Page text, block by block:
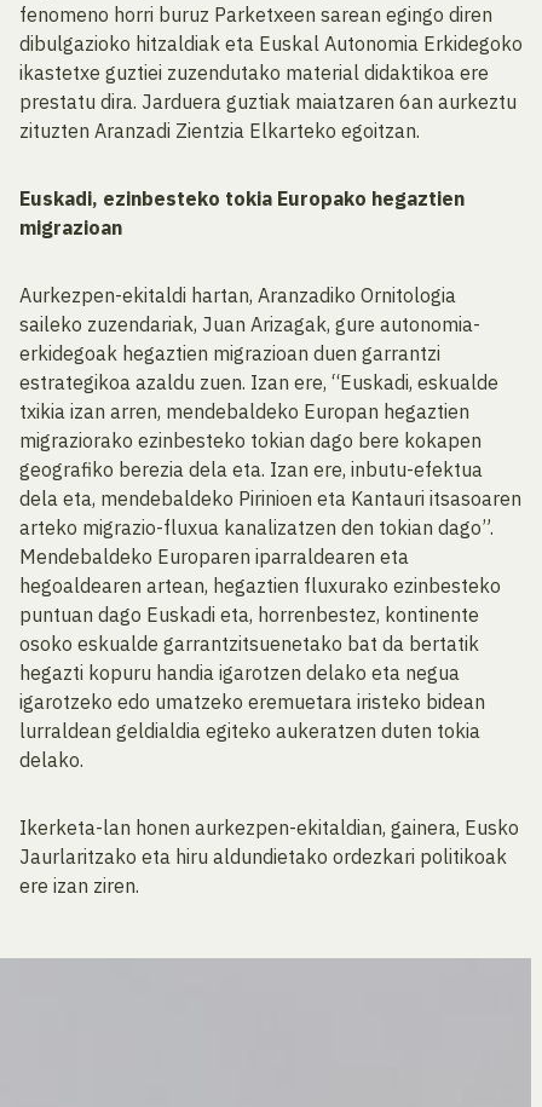
fenomeno horri buruz Parketxeen sarean egingo diren
dibulgazioko hitzaldiak eta Euskal Autonomia Erkidegoko
ikastetxe guztiei zuzendutako material didaktikoa ere
prestatu dira. Jarduera guztiak maiatzaren 6an aurkeztu
zituzten Aranzadi Zientzia Elkarteko egoitzan.
Euskadi, ezinbesteko tokia Europako hegaztien
migrazioan
Aurkezpen-ekitaldi hartan, Aranzadiko Ornitologia
saileko zuzendariak, Juan Arizagak, gure autonomia-
erkidegoak hegaztien migrazioan duen garrantzi
estrategikoa azaldu zuen. Izan ere, “Euskadi, eskualde
txikia izan arren, mendebaldeko Europan hegaztien
migraziorako ezinbesteko tokian dago bere kokapen
geografiko berezia dela eta. Izan ere, inbutu-efektua
dela eta, mendebaldeko Pirinioen eta Kantauri itsasoaren
arteko migrazio-fluxua kanalizatzen den tokian dago”.
Mendebaldeko Europaren iparraldearen eta
hegoaldearen artean, hegaztien fluxurako ezinbesteko
puntuan dago Euskadi eta, horrenbestez, kontinente
osoko eskualde garrantzitsuenetako bat da bertatik
hegazti kopuru handia igarotzen delako eta negua
igarotzeko edo umatzeko eremuetara iristeko bidean
lurraldean geldialdia egiteko aukeratzen duten tokia
delako.
Ikerketa-lan honen aurkezpen-ekitaldian, gainera, Eusko
Jaurlaritzako eta hiru aldundietako ordezkari politikoak
ere izan ziren.